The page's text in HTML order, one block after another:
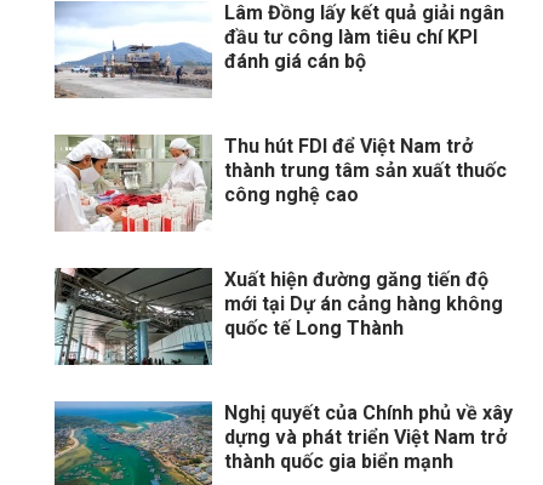
Lâm Đồng lấy kết quả giải ngân
đầu tư công làm tiêu chí KPI
đánh giá cán bộ
Thu hút FDI để Việt Nam trở
thành trung tâm sản xuất thuốc
công nghệ cao
Xuất hiện đường găng tiến độ
mới tại Dự án cảng hàng không
quốc tế Long Thành
Nghị quyết của Chính phủ về xây
dựng và phát triển Việt Nam trở
thành quốc gia biển mạnh